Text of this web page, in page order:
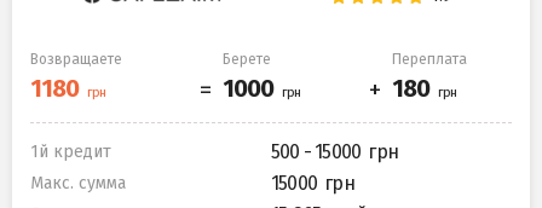
Возвращаете Берете Переплата
1й кредит 500 - 15000
Макс. сумма 15000